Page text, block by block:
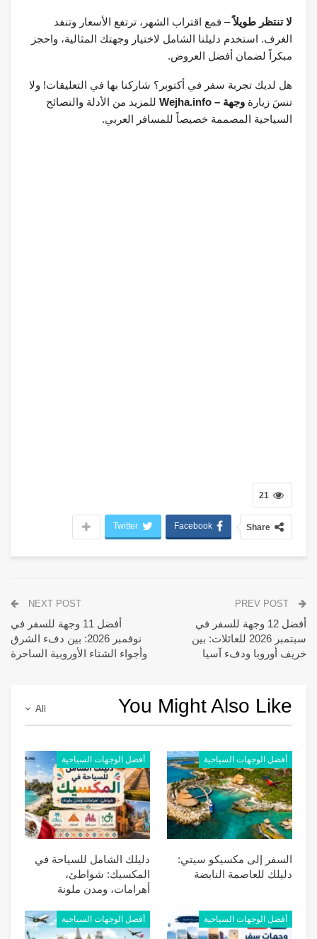
لا تنتظر طويلاً– فمع اقتراب الشهر، ترتفع الأسعار وتنفد
الغرف. استخدم دليلنا الشامل لاختيار وجهتك المثالية، واحجز
مبكراً لضمان أفضل العروض.
هل لديك تجربة سفر في أكتوبر؟ شاركنا بها في التعليقات! ولا
تنسَ زيارة وجهة – Wejha.info
للمزيد من الأدلة والنصائح
السياحية المصممة خصيصاً للمسافر العربي.
21
Share
Facebook
Twitter
أفضل 12 وجهة للسفر في
سبتمبر 2026 للعائلات: بين
خريف أوروبا ودفء آسيا
NEXT POST
أفضل 11 وجهة للسفر في
نوفمبر 2026: بين دفء الشرق
وأجواء الشتاء الأوروبية الساحرة
All You Might Also Like
أفضل الوجهات السياحية
السفر إلى مكسيكو سيتي:
دليلك للعاصمة النابضة
أفضل الوجهات السياحية
دليلك الشامل للسياحة في
المكسيك: شواطئ،
أهرامات، ومدن ملونة
أفضل الوجهات السياحية أفضل الوجهات السياحية